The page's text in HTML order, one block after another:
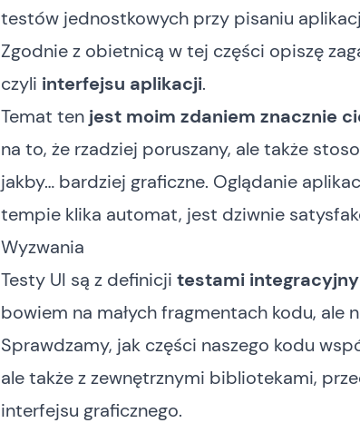
testów jednostkowych przy pisaniu
Zgodnie z obietnicą w tej części opiszę
czyli interfejsu aplikacji.
Temat ten jest moim zdaniem znacznie
na to, że rzadziej poruszany, ale także
jakby… bardziej graficzne. Oglądanie
tempie klika automat, jest dziwnie
Wyzwania
Testy UI są z definicji testami
bowiem na małych fragmentach kodu, ale
Sprawdzamy, jak części naszego kodu
ale także z zewnętrznymi bibliotekami,
interfejsu graficznego.